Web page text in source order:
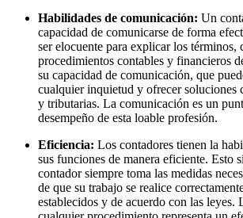
Habilidades de comunicación: Un
capacidad de comunicarse de forma
ser elocuente para explicar los términos,
procedimientos contables y financieros
su capacidad de comunicación, que
cualquier inquietud y ofrecer soluciones
y tributarias. La comunicación es un
desempeño de esta loable profesión.
Eficiencia: Los contadores tienen la
sus funciones de manera eficiente. Esto
contador siempre toma las medidas
de que su trabajo se realice
establecidos y de acuerdo con las leyes.